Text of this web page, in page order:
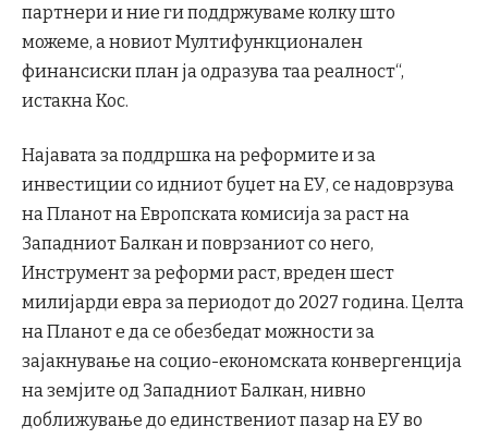
партнери и ние ги поддржуваме колку што
можеме, а новиот Мултифункционален
финансиски план ја одразува таа реалност“,
истакна Кос.
Најавата за поддршка на реформите и за
инвестиции со идниот буџет на ЕУ, се надоврзува
на Планот на Европската комисија за раст на
Западниот Балкан и поврзаниот со него,
Инструмент за реформи раст, вреден шест
милијарди евра за периодот до 2027 година. Целта
на Планот е да се обезбедат можности за
зајакнување на социо-економската конвергенција
на земјите од Западниот Балкан, нивно
доближување до единствениот пазар на ЕУ во